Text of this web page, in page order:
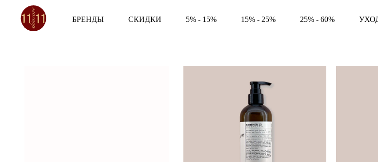
БРЕНДЫ СКИДКИ 5% - 15% 15% - 25% 25% - 60%